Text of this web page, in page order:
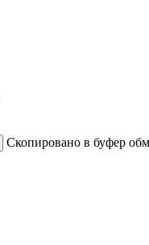
Скопировано в буфер